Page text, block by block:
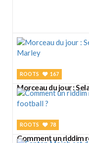
ROOTS 167
Morceau du jour :
ROOTS 78
Comment un riddim